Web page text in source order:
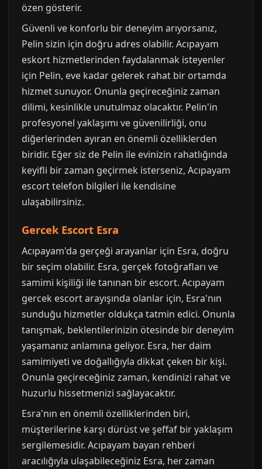
özen gösterir.
Güvenli ve konforlu bir deneyim arıyorsanız,
Pelin sizin için doğru adres olabilir. Acıpayam
eskort hizmetlerinden faydalanmak isteyenler
için Pelin, eve kadar gelerek rahat bir ortamda
hizmet sunuyor. Onunla geçireceğiniz zaman
dilimi, kesinlikle unutulmaz olacaktır. Pelin'in
profesyonel yaklaşımı ve güvenilirliği, onu
diğerlerinden ayıran en önemli özelliklerden
biridir. Eğer siz de Pelin ile evinizin rahatlığında
keyifli bir zaman geçirmek isterseniz, Acıpayam
escort telefon bilgileri ile kendisine
ulaşabilirsiniz.
Gercek Escort Esra
Acıpayam'da gerçeği arayanlar için Esra, doğru
bir seçim olabilir. Esra, gerçek fotoğrafları ve
samimi kişiliği ile tanınan bir escort. Acıpayam
gercek escort arayışında olanlar için, Esra'nın
sunduğu hizmetler oldukça tatmin edici. Onunla
tanışmak, beklentilerinizin ötesinde bir deneyim
yaşamanız anlamına geliyor. Esra, her daim
samimiyeti ve doğallığıyla dikkat çeken bir kişi.
Onunla geçireceğiniz zaman, kendinizi rahat ve
huzurlu hissetmenizi sağlayacaktır.
Esra'nın en önemli özelliklerinden biri,
müşterilerine karşı dürüst ve şeffaf bir yaklaşım
sergilemesidir. Acıpayam bayan rehberi
aracılığıyla ulaşabileceğiniz Esra, her zaman